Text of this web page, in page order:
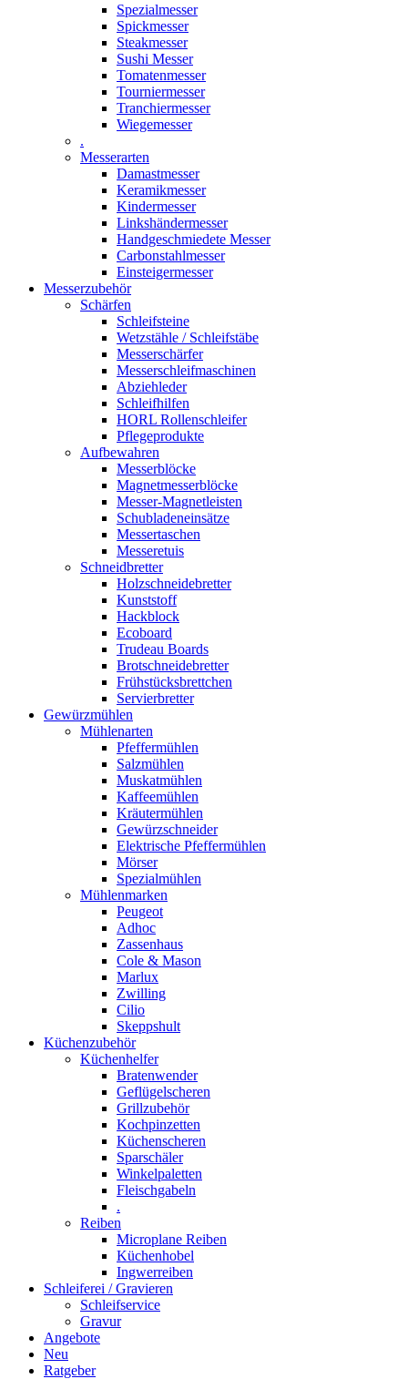
Spezialmesser
Spickmesser
Steakmesser
Sushi Messer
Tomatenmesser
Tourniermesser
Tranchiermesser
Wiegemesser
.
Messerarten
Damastmesser
Keramikmesser
Kindermesser
Linkshändermesser
Handgeschmiedete Messer
Carbonstahlmesser
Einsteigermesser
Messerzubehör
Schärfen
Schleifsteine
Wetzstähle / Schleifstäbe
Messerschärfer
Messerschleifmaschinen
Abziehleder
Schleifhilfen
HORL Rollenschleifer
Pflegeprodukte
Aufbewahren
Messerblöcke
Magnetmesserblöcke
Messer-Magnetleisten
Schubladeneinsätze
Messertaschen
Messeretuis
Schneidbretter
Holzschneidebretter
Kunststoff
Hackblock
Ecoboard
Trudeau Boards
Brotschneidebretter
Frühstücksbrettchen
Servierbretter
Gewürzmühlen
Mühlenarten
Pfeffermühlen
Salzmühlen
Muskatmühlen
Kaffeemühlen
Kräutermühlen
Gewürzschneider
Elektrische Pfeffermühlen
Mörser
Spezialmühlen
Mühlenmarken
Peugeot
Adhoc
Zassenhaus
Cole & Mason
Marlux
Zwilling
Cilio
Skeppshult
Küchenzubehör
Küchenhelfer
Bratenwender
Geflügelscheren
Grillzubehör
Kochpinzetten
Küchenscheren
Sparschäler
Winkelpaletten
Fleischgabeln
.
Reiben
Microplane Reiben
Küchenhobel
Ingwerreiben
Schleiferei / Gravieren
Schleifservice
Gravur
Angebote
Neu
Ratgeber